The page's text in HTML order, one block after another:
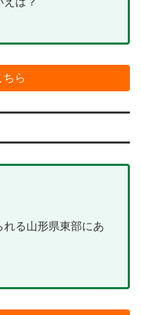
ちら
る山形県東部にあ